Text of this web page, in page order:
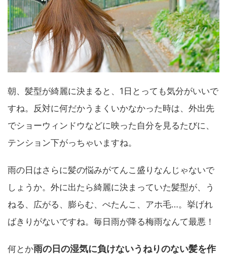
朝、髪型が綺麗に決まると、1日とっても気分がいいで
すね。反対に何だかうまくいかなかった時は、外出先
でショーウィンドウなどに映った自分を見るたびに、
テンション下がっちゃいますね。
雨の日はさらに髪の悩みがてんこ盛りなんじゃないで
しょうか。外に出たら綺麗に決まっていた髪型が、う
ねる、広がる、膨らむ、ぺたんこ、アホ毛…。挙げれ
ばきりがないですね。毎日雨が降る梅雨なんて最悪！
何とか雨の日の湿気に負けないうねりのない髪を作